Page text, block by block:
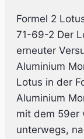
Formel 2
71-69-2 Der
erneuter
Aluminium
Lotus in der
Aluminium
mit dem 59er
unterwegs,